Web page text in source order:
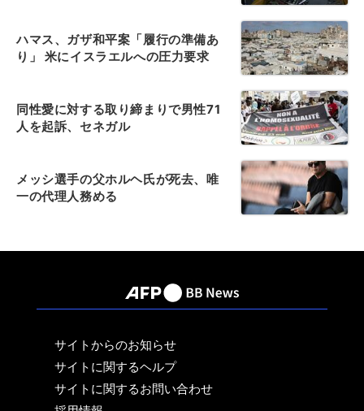
ハマス、ガザ和平案「履行の準備あ
り」 米にイスラエルへの圧力要求
同性愛に対する取り締まりで男性71
人を起訴、セネガル
メッシ選手の父ホルヘ氏が死去、唯
一の代理人務める
サイトからのお知らせ
サイトに関するヘルプ
サイトに関するお問い合わせ